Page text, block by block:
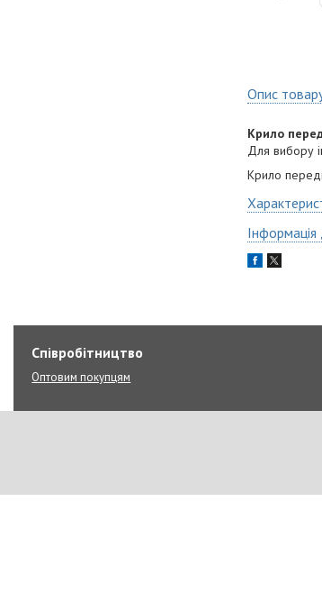
Опис
Крило
Для вибору
Крило
Співробітництво
Оптовим покупцям